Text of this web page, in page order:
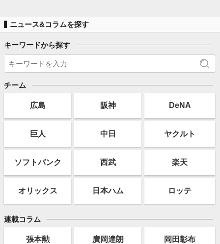
ニュース&コラムを探す
キーワードから探す
チーム
広島 阪神 DeNA
巨人 中日 ヤクルト
ソフトバンク 西武 楽天
オリックス 日本ハム ロッテ
連載コラム
張本勲 廣岡達朗 岡田彰布